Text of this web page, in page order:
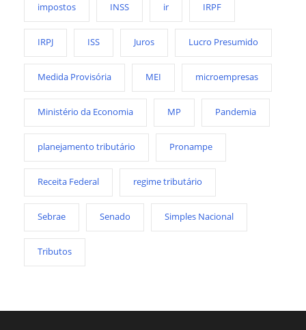
impostos INSS ir IRPF
IRPJ ISS Juros Lucro Presumido
Medida Provisória MEI microempresas
Ministério da Economia MP Pandemia
planejamento tributário Pronampe
Receita Federal regime tributário
Sebrae Senado Simples Nacional
Tributos